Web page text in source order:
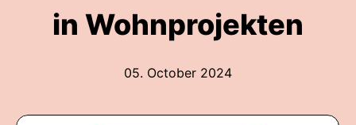
in Wohnprojekten
05. October 2024